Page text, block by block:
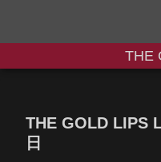
THE
THE GOLD LIPS
日